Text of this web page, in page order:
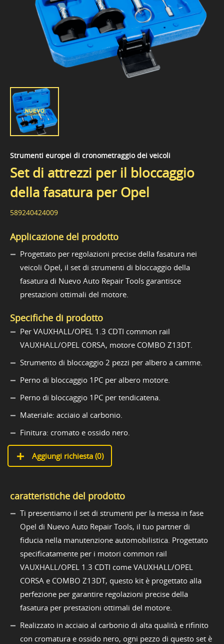
Strumenti europei di cronometraggio dei veicoli
Set di attrezzi per il bloccaggio
della fasatura per Opel
589240424009
Applicazione del prodotto
Progettato per regolazioni precise della fasatura nei
veicoli Opel, il set di strumenti di bloccaggio della
fasatura di Nuevo Auto Repair Tools garantisce
prestazioni ottimali del motore.
Specifiche di prodotto
Per VAUXHALL/OPEL 1.3 CDTI common rail
VAUXHALL/OPEL CORSA, motore COMBO Z13DT.
Strumento di bloccaggio 2 pezzi per albero a camme.
Perno di bloccaggio 1PC per albero motore.
Perno di bloccaggio 1PC per tendicatena.
Materiale: acciaio al carbonio.
Finitura: cromato e ossido nero.
Aggiungi richiesta (0)
caratteristiche del prodotto
Ti presentiamo il set di strumenti per la messa in fase
Opel di Nuevo Auto Repair Tools, il tuo partner di
fiducia nella manutenzione automobilistica. Progettato
specificatamente per i motori common rail
VAUXHALL/OPEL 1.3 CDTI come VAUXHALL/OPEL
CORSA e COMBO Z13DT, questo kit è progettato alla
perfezione per garantire regolazioni precise della
fasatura per prestazioni ottimali del motore.
Realizzato in acciaio al carbonio di alta qualità e rifinito
con cromatura e ossido nero, ogni pezzo di questo set è